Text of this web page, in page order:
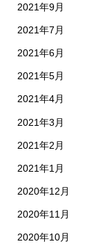
2021年9月
2021年7月
2021年6月
2021年5月
2021年4月
2021年3月
2021年2月
2021年1月
2020年12月
2020年11月
2020年10月